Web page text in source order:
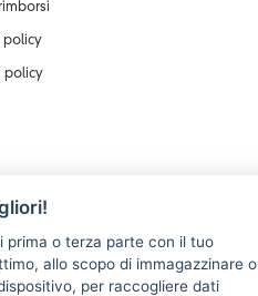
policy
policy
prima o terza parte con il tuo
allo scopo di immagazzinare o
per raccogliere dati